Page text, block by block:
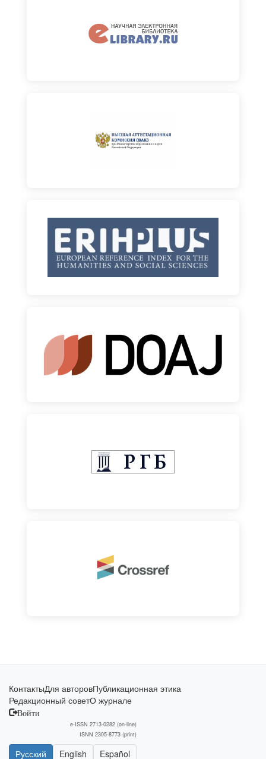
КонтактыДля авторовПубликационная этика
Редакционный советО журнале
Войти
e-ISSN 2713-0282 (on-line)
ISNN 2305-8773 (print)
Русский English Español